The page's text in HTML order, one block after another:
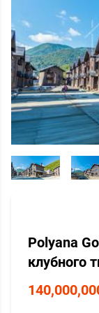
Polyana
клубного